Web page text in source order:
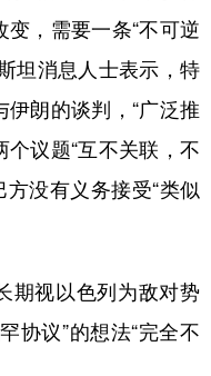
，需要一条“不可逆
坦消息人士表示，特
朗的谈判，“广泛推
个议题“互不关联，不
方没有义务接受“类似
视以色列为敌对势
协议”的想法“完全不